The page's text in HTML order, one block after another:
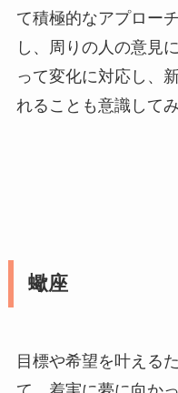
て積極的なアプロー
し、周りの人の意見
って変化に対応し、
れることも意識して
蠍座
目標や希望を叶える